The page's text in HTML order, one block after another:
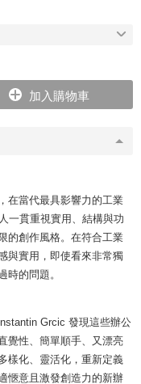
在當代最具影響力的工業
一貫重視實用、結構與功
的創作風格。在符合工業
與實用，即使看來非常獨
時的問題。
Grcic 發現這些辦公
覺性、簡單順手、又漂亮
樣化、靈活化，重新定義
愜意且激發創造力的新辦
加入購物車